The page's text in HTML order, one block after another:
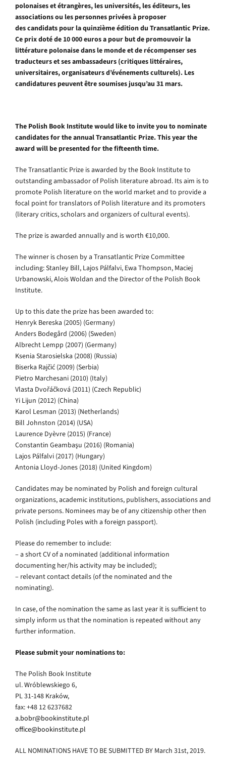
polonaises et étrangères, les universités, les éditeurs, les
associations ou les personnes privées à proposer
des candidats pour la quinzième édition du Transatlantic Prize.
Ce prix doté de 10 000 euros a pour but de promouvoir la
littérature polonaise dans le monde et de récompenser ses
traducteurs et ses ambassadeurs (critiques littéraires,
universitaires, organisateurs d’événements culturels). Les
candidatures peuvent être soumises jusqu’au 31 mars.
The Polish Book Institute would like to invite you to nominate
candidates for the annual Transatlantic Prize. This year the
award will be presented for the fifteenth time.
The Transatlantic Prize is awarded by the Book Institute to
outstanding ambassador of Polish literature abroad. Its aim is to
promote Polish literature on the world market and to provide a
focal point for translators of Polish literature and its promoters
(literary critics, scholars and organizers of cultural events).
The prize is awarded annually and is worth €10,000.
The winner is chosen by a Transatlantic Prize Committee
including: Stanley Bill, Lajos Pálfalvi, Ewa Thompson, Maciej
Urbanowski, Alois Woldan and the Director of the Polish Book
Institute.
Up to this date the prize has been awarded to:
Henryk Bereska (2005) (Germany)
Anders Bodegård (2006) (Sweden)
Albrecht Lempp (2007) (Germany)
Ksenia Starosielska (2008) (Russia)
Biserka Rajčić (2009) (Serbia)
Pietro Marchesani (2010) (Italy)
Vlasta Dvořáčková (2011) (Czech Republic)
Yi Lijun (2012) (China)
Karol Lesman (2013) (Netherlands)
Bill Johnston (2014) (USA)
Laurence Dyèvre (2015) (France)
Constantin Geambaşu (2016) (Romania)
Lajos Pálfalvi (2017) (Hungary)
Antonia Lloyd-Jones (2018) (United Kingdom)
Candidates may be nominated by Polish and foreign cultural
organizations, academic institutions, publishers, associations and
private persons. Nominees may be of any citizenship other then
Polish (including Poles with a foreign passport).
Please do remember to include:
– a short CV of a nominated (additional information
documenting her/his activity may be included);
– relevant contact details (of the nominated and the
nominating).
In case, of the nomination the same as last year it is sufficient to
simply inform us that the nomination is repeated without any
further information.
Please submit your nominations to:
The Polish Book Institute
ul. Wróblewskiego 6,
PL 31-148 Kraków,
fax: +48 12 6237682
a.bobr@bookinstitute.pl
office@bookinstitute.pl
ALL NOMINATIONS HAVE TO BE SUBMITTED BY March 31st, 2019.